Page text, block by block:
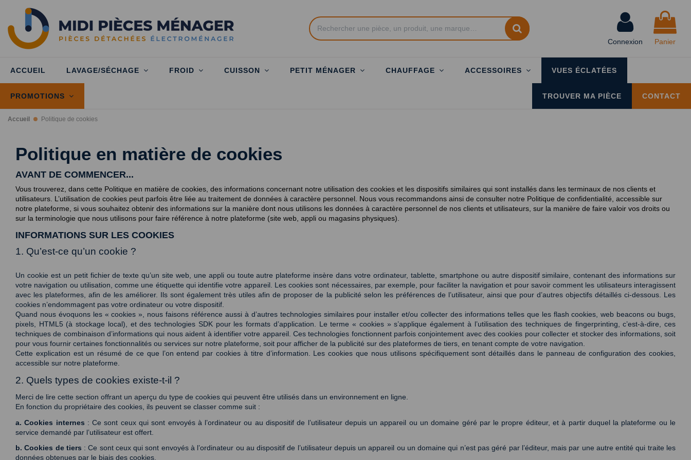
Connexion Panier
ACCUEIL LAVAGE/SÉCHAGE FROID CUISSON PETIT MÉNAGER CHAUFFAGE ACCESSOIRES VUES ÉCLATÉES
PROMOTIONS CONTACT
TROUVER MA PIÈCE
Accueil Politique de cookies
Politique en matière de cookies
AVANT DE COMMENCER...
Vous trouverez, dans cette Politique en matière de cookies, des informations concernant notre utilisation des cookies et les dispositifs similaires qui sont installés dans les terminaux de nos clients et
utilisateurs. L’utilisation de cookies peut parfois être liée au traitement de données à caractère personnel. Nous vous recommandons ainsi de consulter notre Politique de confidentialité, accessible sur
notre plateforme, si vous souhaitez obtenir des informations sur la manière dont nous utilisons les données à caractère personnel de nos clients et utilisateurs, sur la manière de faire valoir vos droits ou
sur la terminologie que nous utilisons pour faire référence à notre plateforme (site web, appli ou magasins physiques).
INFORMATIONS SUR LES COOKIES
1. Qu’est-ce qu’un cookie ?
Un cookie est un petit fichier de texte qu’un site web, une appli ou toute autre plateforme insère dans votre ordinateur, tablette, smartphone ou autre dispositif similaire, contenant des informations sur
votre navigation ou utilisation, comme une étiquette qui identifie votre appareil. Les cookies sont nécessaires, par exemple, pour faciliter la navigation et pour savoir comment les utilisateurs interagissent
avec les plateformes, afin de les améliorer. Ils sont également très utiles afin de proposer de la publicité selon les préférences de l’utilisateur, ainsi que pour d’autres objectifs détaillés ci-dessous. Les
cookies n’endommagent pas votre ordinateur ou votre dispositif.
Quand nous évoquons les « cookies », nous faisons référence aussi à d’autres technologies similaires pour installer et/ou collecter des informations telles que les flash cookies, web beacons ou bugs,
pixels, HTML5 (à stockage local), et des technologies SDK pour les formats d’application. Le terme « cookies » s’applique également à l’utilisation des techniques de fingerprinting, c’est-à-dire, ces
techniques de combinaison d’informations qui nous aident à identifier votre appareil. Ces technologies fonctionnent parfois conjointement avec des cookies pour collecter et stocker des informations, soit
pour vous fournir certaines fonctionnalités ou services sur notre plateforme, soit pour afficher de la publicité sur des plateformes de tiers, en tenant compte de votre navigation.
Cette explication est un résumé de ce que l’on entend par cookies à titre d’information. Les cookies que nous utilisons spécifiquement sont détaillés dans le panneau de configuration des cookies,
accessible sur notre plateforme.
2. Quels types de cookies existe-t-il ?
Merci de lire cette section offrant un aperçu du type de cookies qui peuvent être utilisés dans un environnement en ligne.
En fonction du propriétaire des cookies, ils peuvent se classer comme suit :
a. Cookies internes : Ce sont ceux qui sont envoyés à l’ordinateur ou au dispositif de l’utilisateur depuis un appareil ou un domaine géré par le propre éditeur, et à partir duquel la plateforme ou le
service demandé par l’utilisateur est offert.
b. Cookies de tiers : Ce sont ceux qui sont envoyés à l’ordinateur ou au dispositif de l’utilisateur depuis un appareil ou un domaine qui n’est pas géré par l’éditeur, mais par une autre entité qui traite les
données obtenues par le biais des cookies.